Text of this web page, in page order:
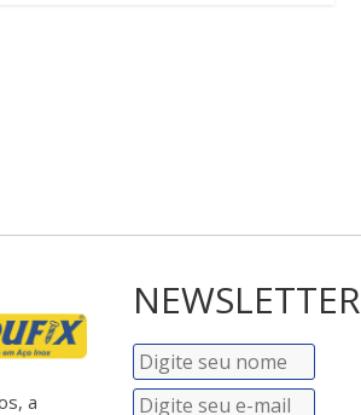
a
NEWSLETTER